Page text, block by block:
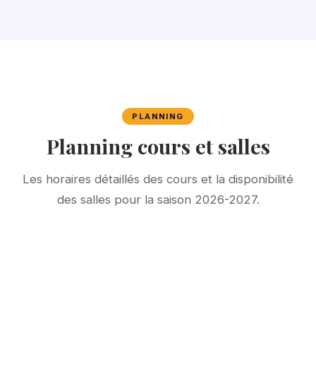
PLANNING
Planning cours et salles
Les horaires détaillés des cours et la disponibilité
des salles pour la saison 2026-2027.